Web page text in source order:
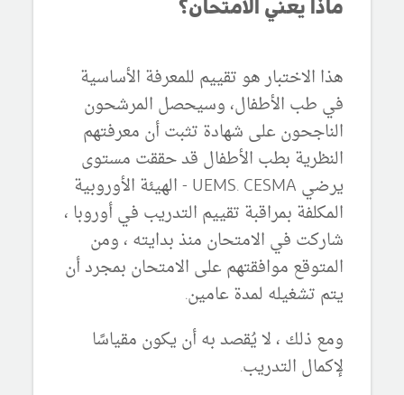
ماذا يعني الامتحان؟
هذا الاختبار هو تقييم للمعرفة الأساسية
في طب الأطفال، وسيحصل المرشحون
الناجحون على شهادة تثبت أن معرفتهم
النظرية بطب الأطفال قد حققت مستوى
يرضي UEMS.
CESMA - الهيئة الأوروبية
المكلفة بمراقبة تقييم التدريب في أوروبا ،
شاركت في الامتحان منذ بدايته ، ومن
المتوقع موافقتهم على الامتحان بمجرد أن
يتم تشغيله لمدة عامين.
ومع ذلك ، لا يُقصد به أن يكون مقياسًا
لإكمال التدريب.